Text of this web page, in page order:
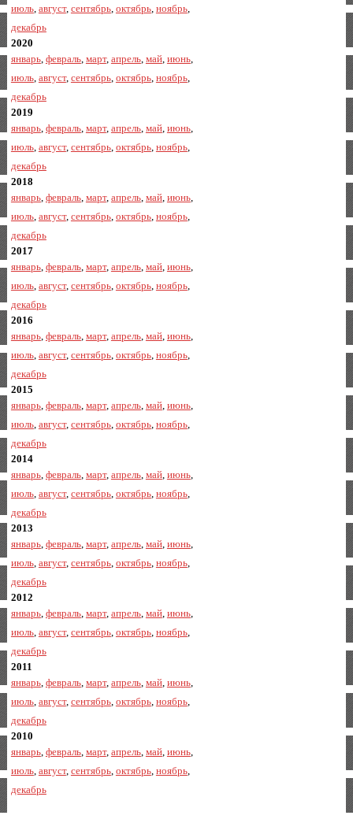
июль, август, сентябрь, октябрь, ноябрь,
декабрь
2020
январь, февраль, март, апрель, май, июнь,
июль, август, сентябрь, октябрь, ноябрь,
декабрь
2019
январь, февраль, март, апрель, май, июнь,
июль, август, сентябрь, октябрь, ноябрь,
декабрь
2018
январь, февраль, март, апрель, май, июнь,
июль, август, сентябрь, октябрь, ноябрь,
декабрь
2017
январь, февраль, март, апрель, май, июнь,
июль, август, сентябрь, октябрь, ноябрь,
декабрь
2016
январь, февраль, март, апрель, май, июнь,
июль, август, сентябрь, октябрь, ноябрь,
декабрь
2015
январь, февраль, март, апрель, май, июнь,
июль, август, сентябрь, октябрь, ноябрь,
декабрь
2014
январь, февраль, март, апрель, май, июнь,
июль, август, сентябрь, октябрь, ноябрь,
декабрь
2013
январь, февраль, март, апрель, май, июнь,
июль, август, сентябрь, октябрь, ноябрь,
декабрь
2012
январь, февраль, март, апрель, май, июнь,
июль, август, сентябрь, октябрь, ноябрь,
декабрь
2011
январь, февраль, март, апрель, май, июнь,
июль, август, сентябрь, октябрь, ноябрь,
декабрь
2010
январь, февраль, март, апрель, май, июнь,
июль, август, сентябрь, октябрь, ноябрь,
декабрь